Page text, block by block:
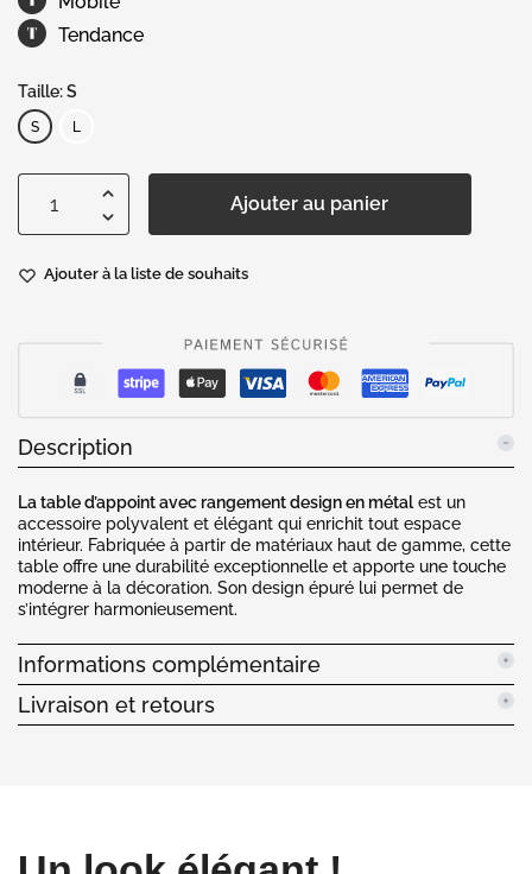
Tendance
Taille: S
S L
Ajouter au panier
Ajouter à la liste de souhaits
Description
La table d’appoint avec rangement design en métal est un
accessoire polyvalent et élégant qui enrichit tout espace
intérieur. Fabriquée à partir de matériaux haut de gamme, cette
table offre une durabilité exceptionnelle et apporte une touche
moderne à la décoration. Son design épuré lui permet de
s’intégrer harmonieusement.
Informations complémentaire
Livraison et retours